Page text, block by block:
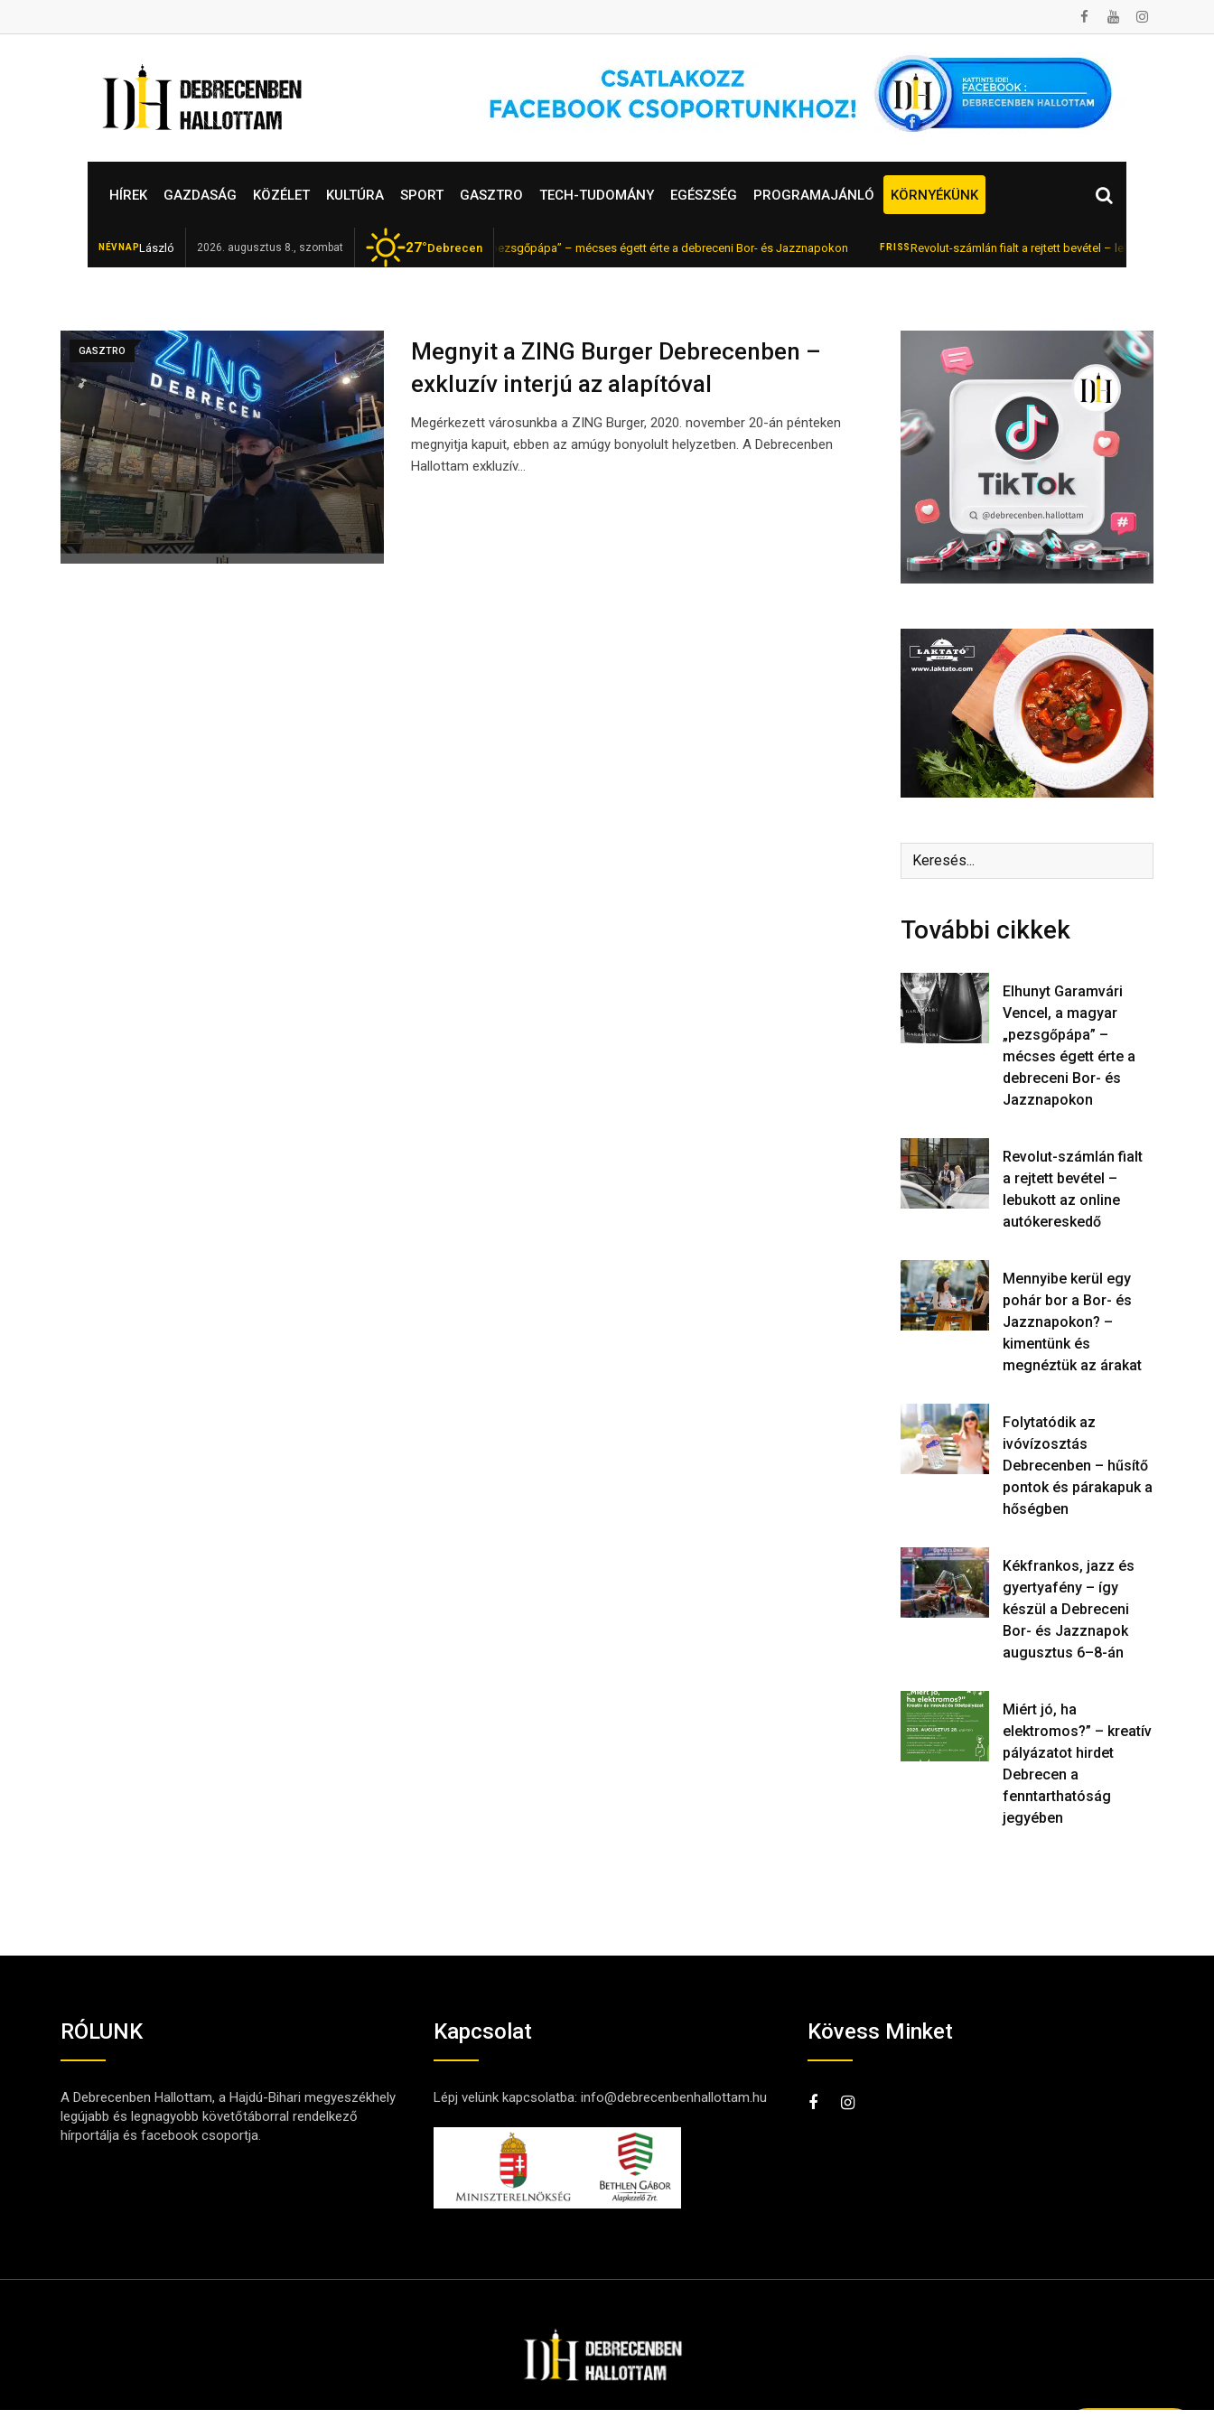
to
HÍREK GAZDASÁG KÖZÉLET KULTÚRA SPORT GASZTRO TECH-TUDOMÁNY EGÉSZSÉG PROGRAMAJÁNLÓ KÖRNYÉKÜNK
NÉVNAPLászló 2026. augusztus 8., szombat 27°Debrecen
FRISSElhunyt Garamvári Vencel, a magyar „pezsgőpápa” – mécses égett érte a debreceni Bor- és Jazznapokon FRISS Revolut-számlán fialt a rejtett bevétel – lebukott az online
GASZTRO
Megnyit a ZING Burger Debrecenben –
exkluzív interjú az alapítóval
Megérkezett városunkba a ZING Burger, 2020. november 20-án pénteken
megnyitja kapuit, ebben az amúgy bonyolult helyzetben. A Debrecenben
Hallottam exkluzív…
További cikkek
Elhunyt Garamvári
Vencel, a magyar
„pezsgőpápa” –
mécses égett érte a
debreceni Bor- és
Jazznapokon
Revolut-számlán fialt
a rejtett bevétel –
lebukott az online
autókereskedő
Mennyibe kerül egy
pohár bor a Bor- és
Jazznapokon? –
kimentünk és
megnéztük az árakat
Folytatódik az
ivóvízosztás
Debrecenben – hűsítő
pontok és párakapuk a
hőségben
Kékfrankos, jazz és
gyertyafény – így
készül a Debreceni
Bor- és Jazznapok
augusztus 6–8-án
Miért jó, ha
elektromos?” – kreatív
pályázatot hirdet
Debrecen a
fenntarthatóság
jegyében
RÓLUNK
A Debrecenben Hallottam, a Hajdú-Bihari megyeszékhely
legújabb és legnagyobb követőtáborral rendelkező
hírportálja és facebook csoportja.
Kapcsolat
Lépj velünk kapcsolatba:info@debrecenbenhallottam.hu
Kövess Minket